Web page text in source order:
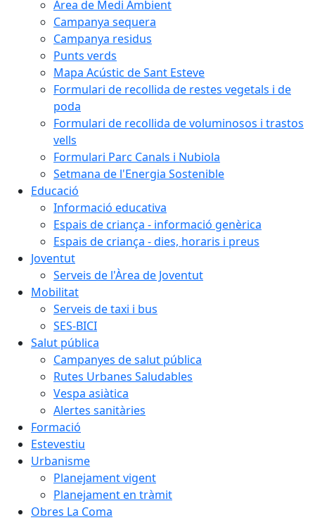
Àrea de Medi Ambient
Campanya sequera
Campanya residus
Punts verds
Mapa Acústic de Sant Esteve
Formulari de recollida de restes vegetals i de
poda
Formulari de recollida de voluminosos i trastos
vells
Formulari Parc Canals i Nubiola
Setmana de l'Energia Sostenible
Educació
Informació educativa
Espais de criança - informació genèrica
Espais de criança - dies, horaris i preus
Joventut
Serveis de l'Àrea de Joventut
Mobilitat
Serveis de taxi i bus
SES-BICI
Salut pública
Campanyes de salut pública
Rutes Urbanes Saludables
Vespa asiàtica
Alertes sanitàries
Formació
Estevestiu
Urbanisme
Planejament vigent
Planejament en tràmit
Obres La Coma